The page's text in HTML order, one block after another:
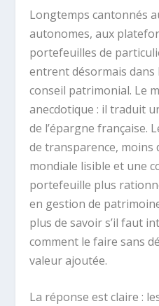
Longtemps cantonnés
autonomes, aux
portefeuilles de
entrent désormais dans
conseil patrimonial. Le
anecdotique : il traduit
de l’épargne française.
de transparence,
mondiale lisible et une
portefeuille plus
en gestion de
plus de savoir s’il faut
comment le faire sans
valeur ajoutée.
La réponse est claire :